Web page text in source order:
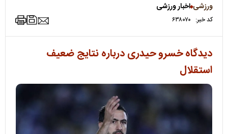
ورزشی اخبار ورزشی
کد خبر: ۶۳۸۰۷۰
دیدگاه خسرو حیدری درباره نتایج ضعیف
استقلال